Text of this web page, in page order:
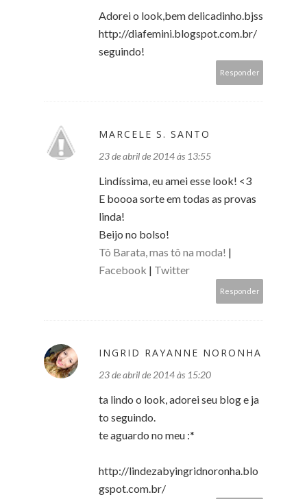
Adorei o look,bem delicadinho.bjss
http://diafemini.blogspot.com.br/
seguindo!
Responder
MARCELE S. SANTO
23 de abril de 2014 às 13:55
Lindíssima, eu amei esse look! <3
E boooa sorte em todas as provas
linda!
Beijo no bolso!
Tô Barata, mas tô na moda! |
Facebook | Twitter
Responder
INGRID RAYANNE NORONHA
23 de abril de 2014 às 15:20
ta lindo o look, adorei seu blog e ja
to seguindo.
te aguardo no meu :*
http://lindezabyingridnoronha.blo
gspot.com.br/